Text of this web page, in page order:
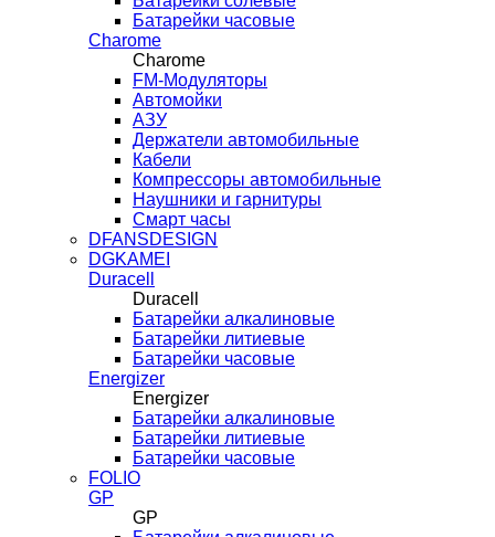
Батарейки часовые
Charome
Charome
FM-Модуляторы
Автомойки
АЗУ
Держатели автомобильные
Кабели
Компрессоры автомобильные
Наушники и гарнитуры
Смарт часы
DFANSDESIGN
DGKAMEI
Duracell
Duracell
Батарейки алкалиновые
Батарейки литиевые
Батарейки часовые
Energizer
Energizer
Батарейки алкалиновые
Батарейки литиевые
Батарейки часовые
FOLIO
GP
GP